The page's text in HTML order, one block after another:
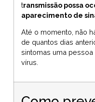
transmissão possa
aparecimento de
Até o momento, não
de quantos dias
sintomas uma pessoa
vírus.